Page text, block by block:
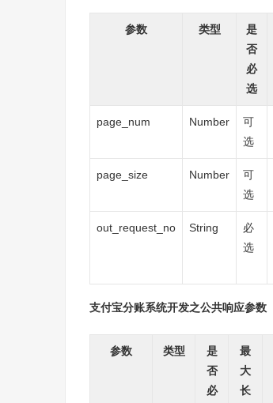
参数 类型
是
否
必
选
page_num Number
可
选
page_size Number
可
选
out_request_no String
必
选
支付宝分账系统开发之公共响应参数
参数 类型
是
否
必
最
大
长